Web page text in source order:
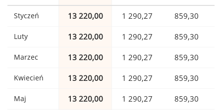
Styczeń 13 220,00 1 290,27 859,30
Luty 13 220,00 1 290,27 859,30
Marzec 13 220,00 1 290,27 859,30
Kwiecień 13 220,00 1 290,27 859,30
Maj 13 220,00 1 290,27 859,30